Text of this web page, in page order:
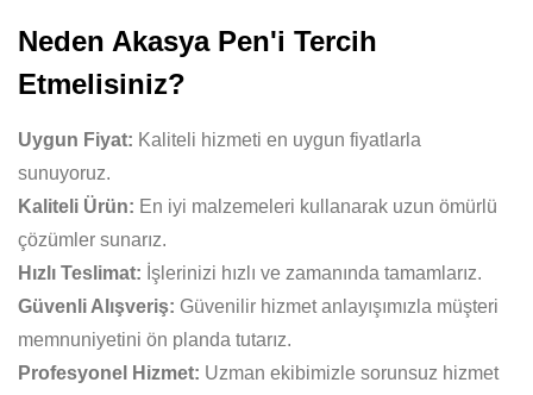
Neden Akasya Pen'i Tercih
Etmelisiniz?
Uygun Fiyat: Kaliteli hizmeti en uygun fiyatlarla
sunuyoruz.
Kaliteli Ürün: En iyi malzemeleri kullanarak uzun ömürlü
çözümler sunarız.
Hızlı Teslimat: İşlerinizi hızlı ve zamanında tamamlarız.
Güvenli Alışveriş: Güvenilir hizmet anlayışımızla müşteri
memnuniyetini ön planda tutarız.
Profesyonel Hizmet: Uzman ekibimizle sorunsuz hizmet